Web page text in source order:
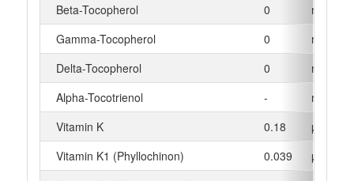
Beta-Tocopherol
0
mg
Gamma-Tocopherol
0
mg
Delta-Tocopherol
0
mg
Alpha-Tocotrienol
-
mg
Vitamin K
0.18
µg
Vitamin K1 (Phyllochinon)
0.039
µg